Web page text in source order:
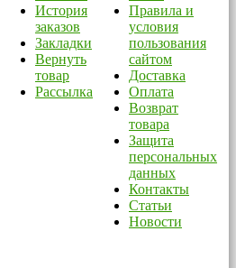
История
заказов
Закладки
Вернуть
товар
Рассылка
Правила и
условия
пользования
сайтом
Доставка
Оплата
Возврат
товара
Защита
персональных
данных
Контакты
Статьи
Новости